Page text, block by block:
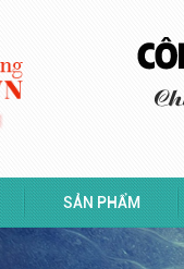
SẢN PHẨM